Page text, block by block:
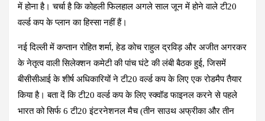
में होना है। चर्चा है कि कोहली फिलहाल अगले साल जून में होने वाले टी20
वर्ल्ड कप के प्लान का हिस्सा नहीं हैं।
नई दिल्ली में कप्तान रोहित शर्मा, हेड कोच राहुल द्रविड़ और अजीत अगरकर
के नेतृत्व वाली सिलेक्शन कमेटी की पांच घंटे की लंबी बैठक हुई, जिसमें
बीसीसीआई के शीर्ष अधिकारियों ने टी20 वर्ल्ड कप के लिए एक रोडमैप तैयार
किया है। बता दें कि टी20 वर्ल्ड कप के लिए स्क्वॉड फाइनल करने से पहले
भारत को सिर्फ 6 टी20 इंटरनेशनल मैच (तीन साउथ अफ्रीका और तीन